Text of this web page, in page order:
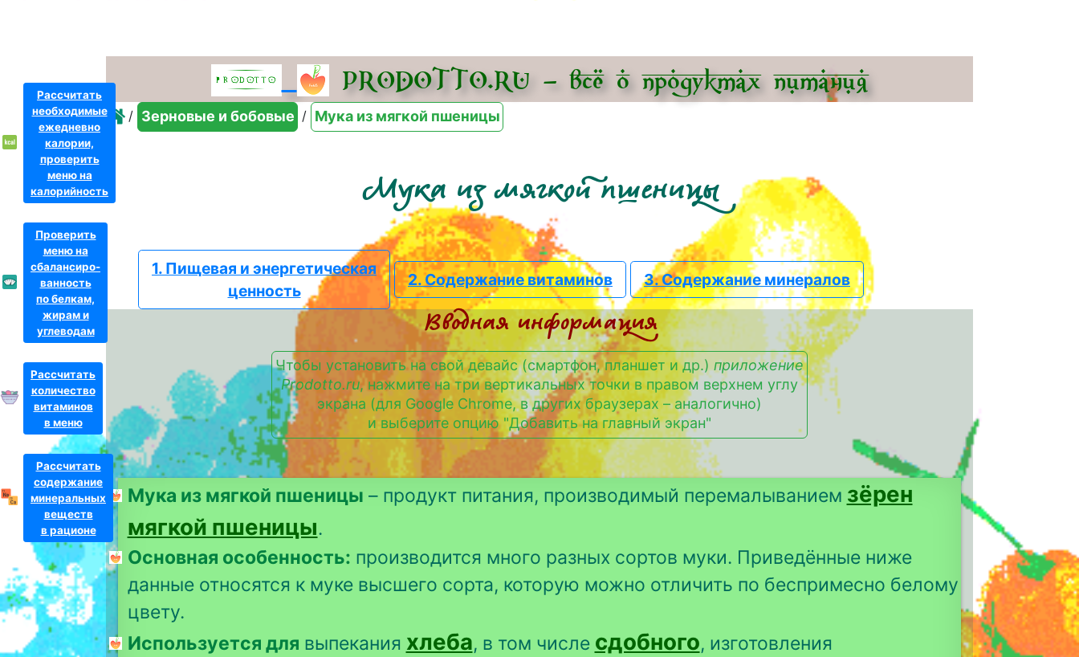
PRODOTTO.RU – всё о про­дуктах питания
/ Зерновые и бобовые / Мука из мягкой пшеницы
Рассчитать
необходимые
ежедневно
калории,
проверить
меню на
калорийность
Проверить
меню на
сбалансиро-
ванность
по белкам,
жирам и
углеводам
Рассчитать
количество
витаминов
в меню
Рассчитать
содержание
минеральных
веществ
в рационе
Мука из мягкой пшеницы
1. Пищевая и энергетическая
ценность
2. Содержание витаминов 3. Содержание минералов
Вводная информация
Чтобы установить на свой девайс (смартфон, планшет и др.) приложение
Prodotto.ru, нажмите на три вертикальных точки в правом верхнем углу
экрана (для Google Chrome, в других браузерах – аналогично)
и выберите опцию "Добавить на главный экран"
Мука из мягкой пшеницы – продукт питания, производимый перемалыванием зёрен
мягкой пшеницы.
Основная особенность: производится много разных сортов муки. Приведённые ниже
данные относятся к муке высшего сорта, которую можно отличить по беспримесно белому
цвету.
Используется для выпекания хлеба, в том числе сдобного, изготовления